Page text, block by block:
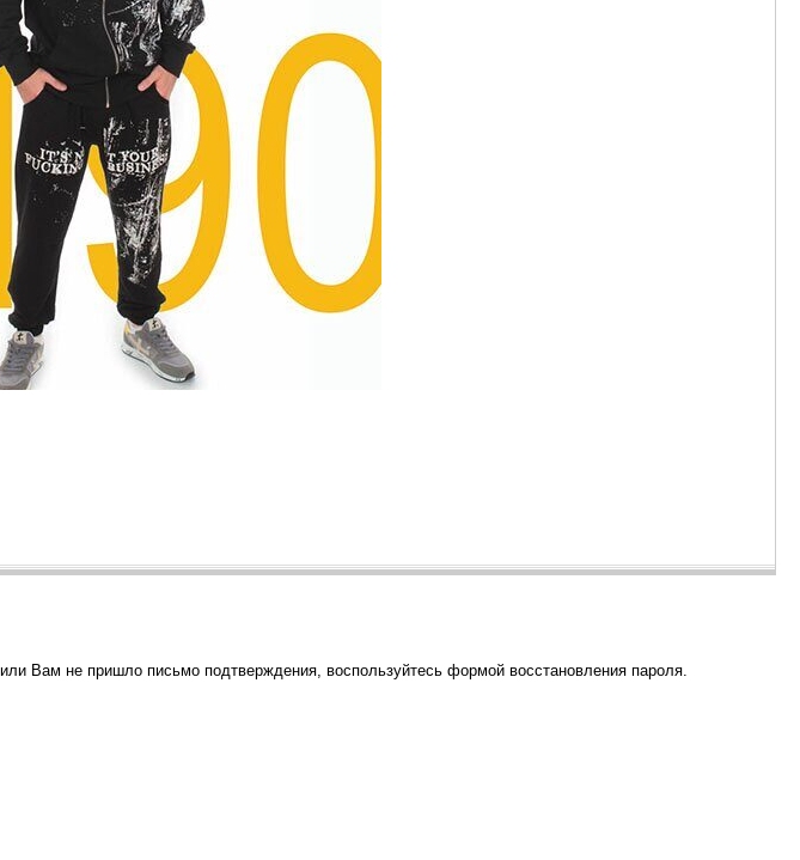
Вам не пришло письмо подтверждения, воспользуйтесь формой восстановления пароля.